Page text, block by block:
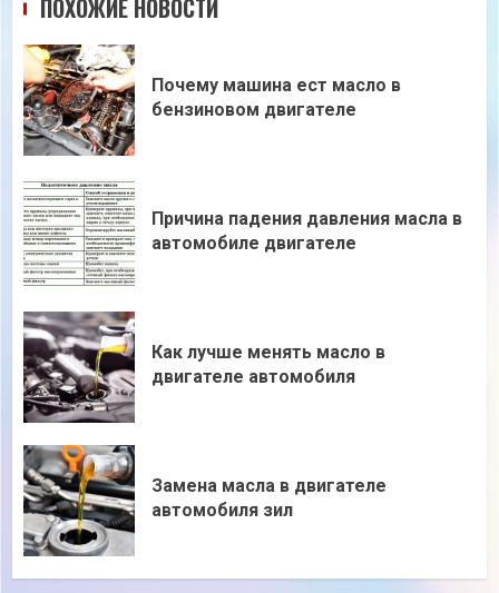
ПОХОЖИЕ НОВОСТИ
Почему машина ест масло в
бензиновом двигателе
Причина падения давления масла в
автомобиле двигателе
Как лучше менять масло в
двигателе автомобиля
Замена масла в двигателе
автомобиля зил